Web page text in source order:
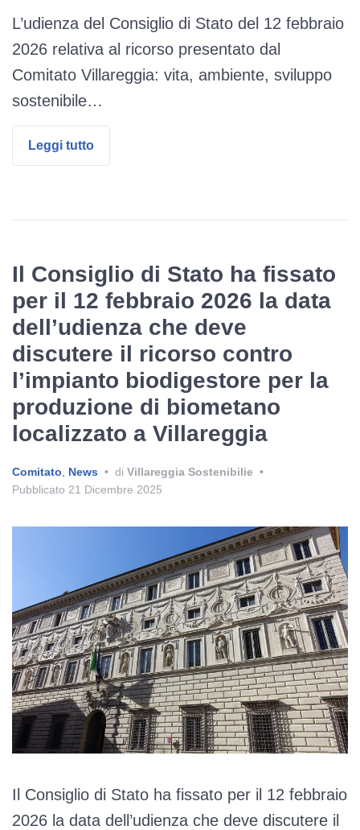
L’udienza del Consiglio di Stato del 12 febbraio
2026 relativa al ricorso presentato dal
Comitato Villareggia: vita, ambiente, sviluppo
sostenibile…
Leggi tutto
Il Consiglio di Stato ha fissato
per il 12 febbraio 2026 la data
dell’udienza che deve
discutere il ricorso contro
l’impianto biodigestore per la
produzione di biometano
localizzato a Villareggia
Comitato News • di Villareggia Sostenibilie •
Pubblicato 21 Dicembre 2025
Il Consiglio di Stato ha fissato per il 12 febbraio
2026 la data dell’udienza che deve discutere il